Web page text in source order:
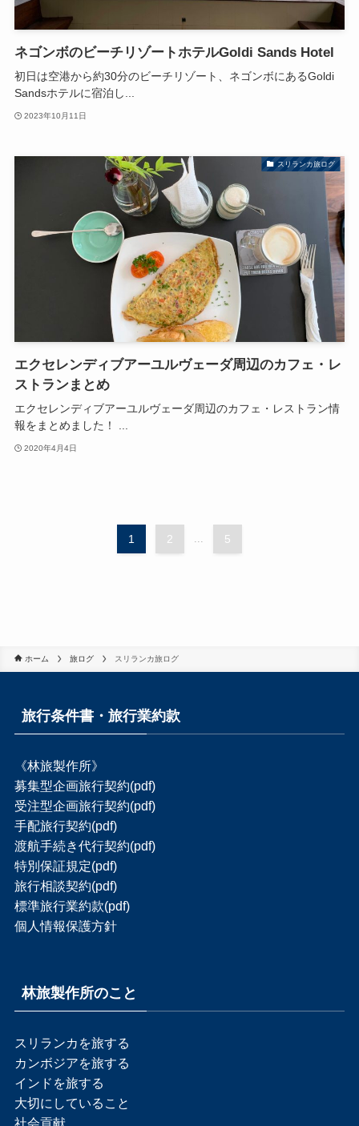
ネゴンボのビーチリゾートホテルGoldi Sands Hotel
初日は空港から約30分のビーチリゾート、ネゴンボにあるGoldi
Sandsホテルに宿泊し...
2023年10月11日
スリランカ旅ログ
エクセレンディブアーユルヴェーダ周辺のカフェ・レ
ストランまとめ
エクセレンディブアーユルヴェーダ周辺のカフェ・レストラン情
報をまとめました！ ...
2020年4月4日
1 2 5
ホーム 旅ログ スリランカ旅ログ
旅行条件書・旅行業約款
《林旅製作所》
募集型企画旅行契約(pdf)
受注型企画旅行契約(pdf)
手配旅行契約(pdf)
渡航手続き代行契約(pdf)
特別保証規定(pdf)
旅行相談契約(pdf)
標準旅行業約款(pdf)
個人情報保護方針
林旅製作所のこと
スリランカを旅する
カンボジアを旅する
インドを旅する
大切にしていること
社会貢献